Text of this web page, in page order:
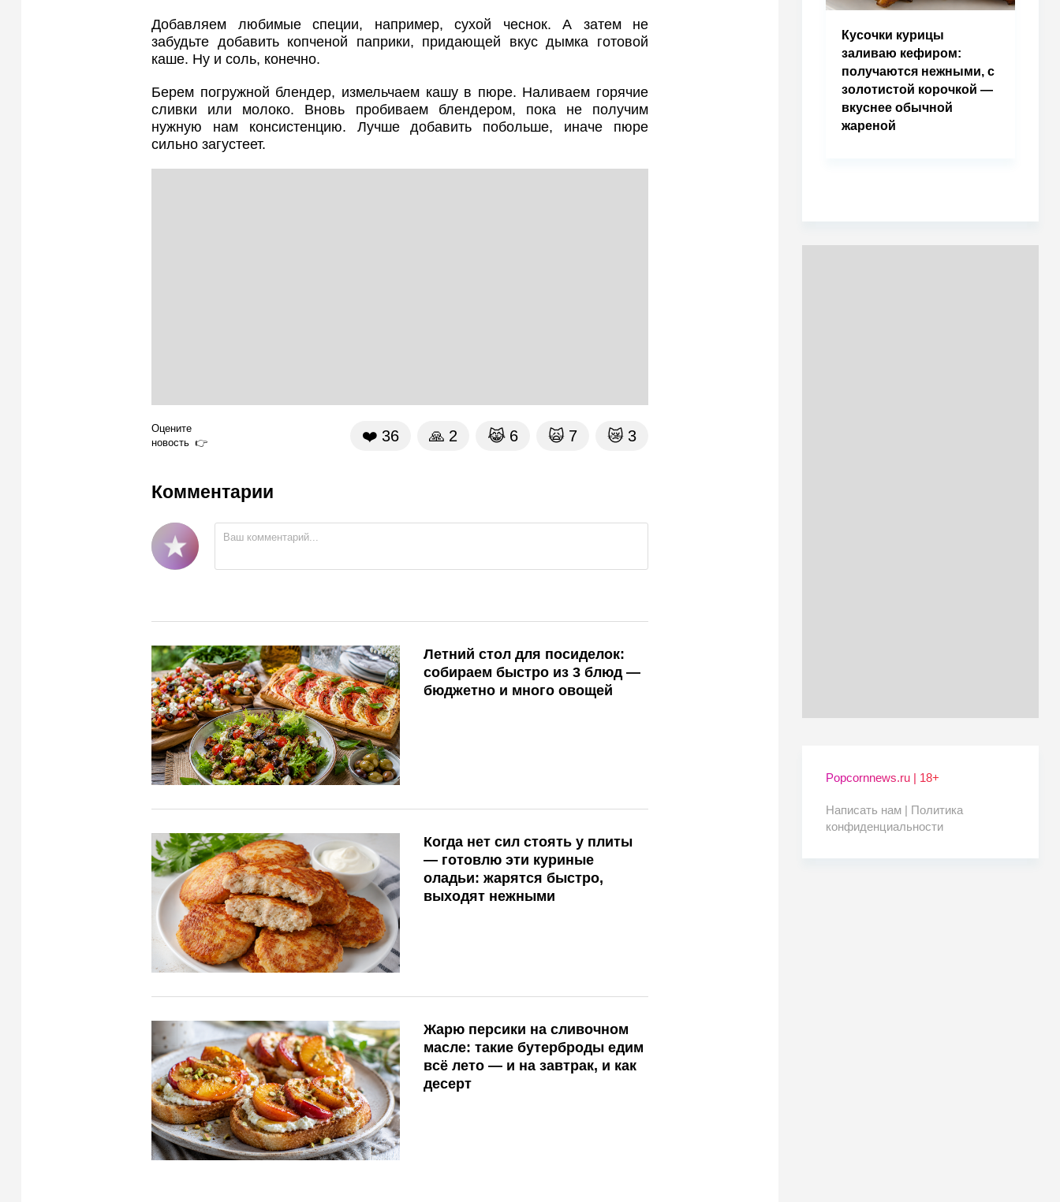
Добавляем любимые специи, например, сухой чеснок. А затем не
забудьте добавить копченой паприки, придающей вкус дымка готовой
каше. Ну и соль, конечно.
Берем погружной блендер, измельчаем кашу в пюре. Наливаем горячие
сливки или молоко. Вновь пробиваем блендером, пока не получим
нужную нам консистенцию. Лучше добавить побольше, иначе пюре
сильно загустеет.
Оцените
новость
❤️ 36 🙏 2 😹 6 🙀 7 😿 3
Комментарии
Летний стол для посиделок:
собираем быстро из 3 блюд —
бюджетно и много овощей
Когда нет сил стоять у плиты
— готовлю эти куриные
оладьи: жарятся быстро,
выходят нежными
Жарю персики на сливочном
масле: такие бутерброды едим
всё лето — и на завтрак, и как
десерт
Кусочки курицы
заливаю кефиром:
получаются нежными, с
золотистой корочкой —
вкуснее обычной
жареной
Popcornnews.ru | 18+
Написать нам | Политика
конфиденциальности